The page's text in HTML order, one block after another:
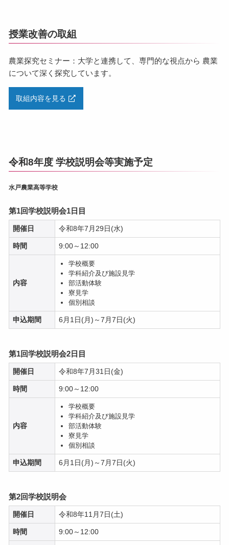
授業改善の取組
農業探究セミナー：大学と連携して、専門的な視点から 農業
について深く探究しています。
取組内容を見る
令和8年度 学校説明会等実施予定
水戸農業高等学校
第1回学校説明会1日目
開催日 令和8年7月29日(水)
時間 9:00～12:00
内容
学校概要
学科紹介及び施設見学
部活動体験
寮見学
個別相談
申込期間 6月1日(月)～7月7日(火)
第1回学校説明会2日目
開催日 令和8年7月31日(金)
時間 9:00～12:00
内容
学校概要
学科紹介及び施設見学
部活動体験
寮見学
個別相談
申込期間 6月1日(月)～7月7日(火)
第2回学校説明会
開催日 令和8年11月7日(土)
時間 9:00～12:00